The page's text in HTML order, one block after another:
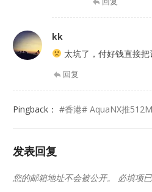
kk
太坑了，付好钱直接把
回复
Pingback：#香港# AquaNX推
发表回复
您的邮箱地址不会被公开。 必填项